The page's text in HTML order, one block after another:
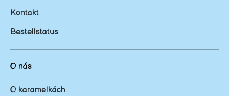
Kontakt
Bestellstatus
O nás
O karamelkách